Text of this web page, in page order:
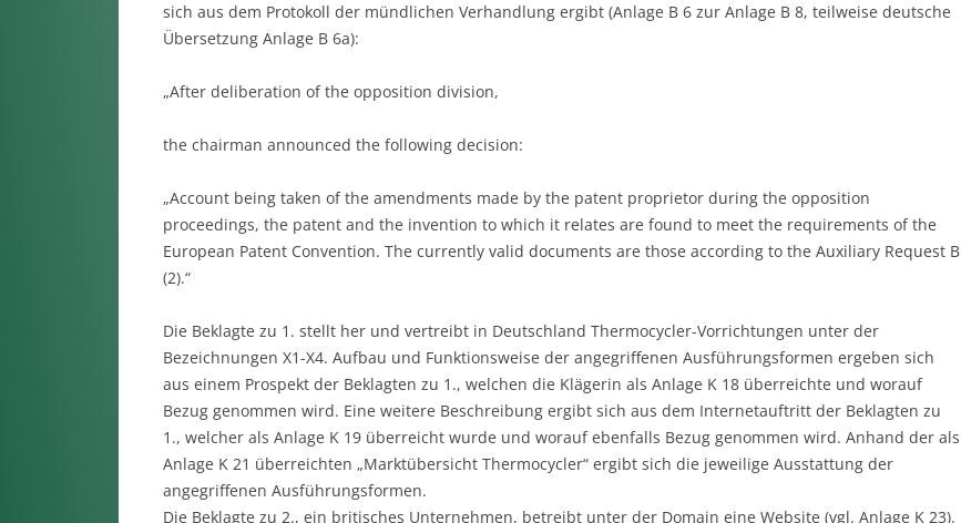
sich aus dem Protokoll der mündlichen Verhandlung ergibt (Anlage B 6 zur Anlage B 8, teilweise deutsche
Übersetzung Anlage B 6a):
„After deliberation of the opposition division,
the chairman announced the following decision:
„Account being taken of the amendments made by the patent proprietor during the opposition
proceedings, the patent and the invention to which it relates are found to meet the requirements of the
European Patent Convention. The currently valid documents are those according to the Auxiliary Request B
(2).“
Die Beklagte zu 1. stellt her und vertreibt in Deutschland Thermocycler-Vorrichtungen unter der
Bezeichnungen X1-X4. Aufbau und Funktionsweise der angegriffenen Ausführungsformen ergeben sich
aus einem Prospekt der Beklagten zu 1., welchen die Klägerin als Anlage K 18 überreichte und worauf
Bezug genommen wird. Eine weitere Beschreibung ergibt sich aus dem Internetauftritt der Beklagten zu
1., welcher als Anlage K 19 überreicht wurde und worauf ebenfalls Bezug genommen wird. Anhand der als
Anlage K 21 überreichten „Marktübersicht Thermocycler“ ergibt sich die jeweilige Ausstattung der
angegriffenen Ausführungsformen.
Die Beklagte zu 2., ein britisches Unternehmen, betreibt unter der Domain eine Website (vgl. Anlage K 23).